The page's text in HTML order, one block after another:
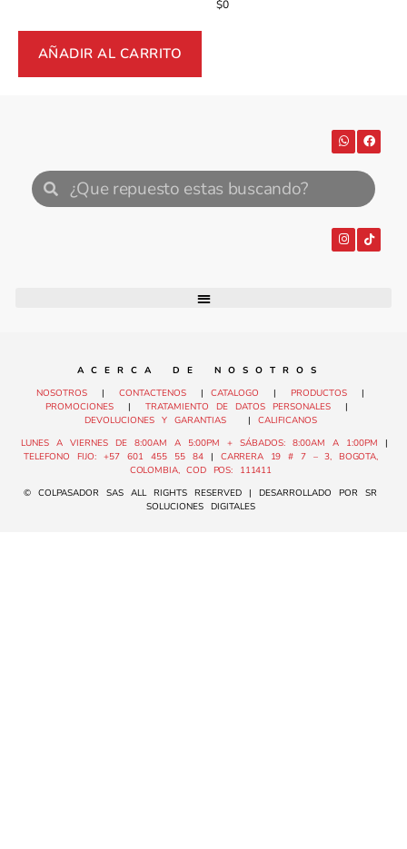
$0
AÑADIR AL CARRITO
A C E R C A D E N O S O T R O S
NOSOTROS |CONTACTENOS |CATALOGO |PRODUCTOS |
PROMOCIONES |TRATAMIENTO DE DATOS PERSONALES |
DEVOLUCIONES Y GARANTIAS
| CALIFICANOS
LUNES A VIERNES DE 8:00AM A 5:00PM + SÁBADOS: 8:00AM A 1:00PM |
TELEFONO FIJO: +57 601 455 55 84| CARRERA 19 # 7 – 3, BOGOTA,
COLOMBIA, COD POS: 111411
© COLPASADOR SAS ALL RIGHTS RESERVED | DESARROLLADO POR SR
SOLUCIONES DIGITALES